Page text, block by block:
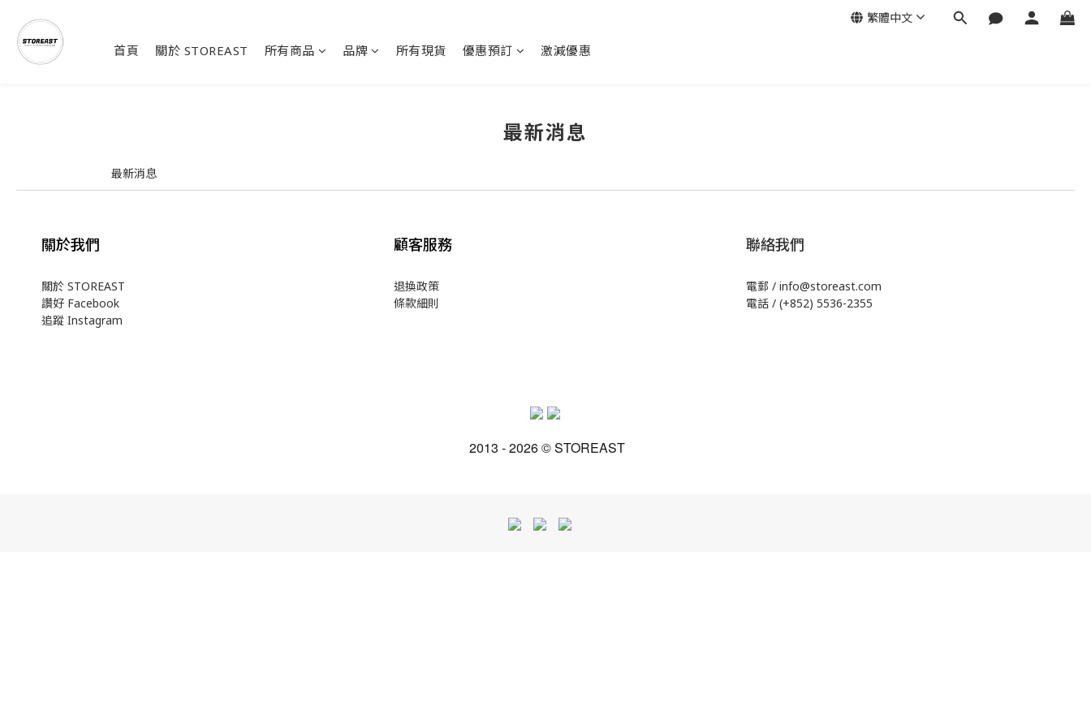
首頁 關於 STOREAST 所有商品 品牌 所有現貨 優惠預訂 激減優惠
繁體中文
最新消息
最新消息
關於我們
關於 STOREAST
讚好 Facebook
追蹤 Instagram
顧客服務
退換政策
條款細則
聯絡我們
電郵 / info@storeast.com
電話 / (+852) 5536-2355
2013 - 2026 © STOREAST